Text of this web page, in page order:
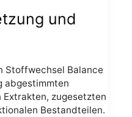
und
Stoffwechsel Balance
abgestimmten
zugesetzten
Bestandteilen.